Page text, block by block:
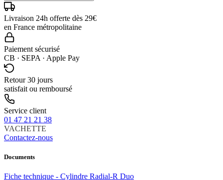
Livraison 24h offerte dès 29€
en France métropolitaine
Paiement sécurisé
CB · SEPA · Apple Pay
Retour 30 jours
satisfait ou remboursé
Service client
01 47 21 21 38
VACHETTE
Contactez-nous
Documents
Fiche technique - Cylindre Radial-R Duo